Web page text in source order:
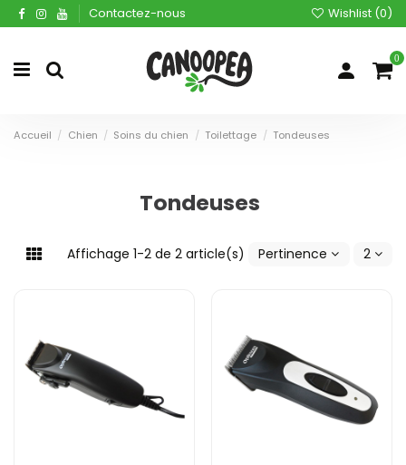
Contactez-nous Wishlist (0)
0
Accueil Chien Soins du chien Toilettage Tondeuses
Tondeuses
Affichage 1-2 de 2 article(s) Pertinence 2